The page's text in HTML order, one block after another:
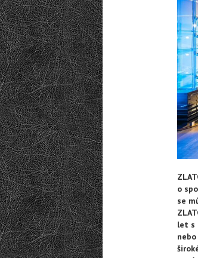
o
se
let s